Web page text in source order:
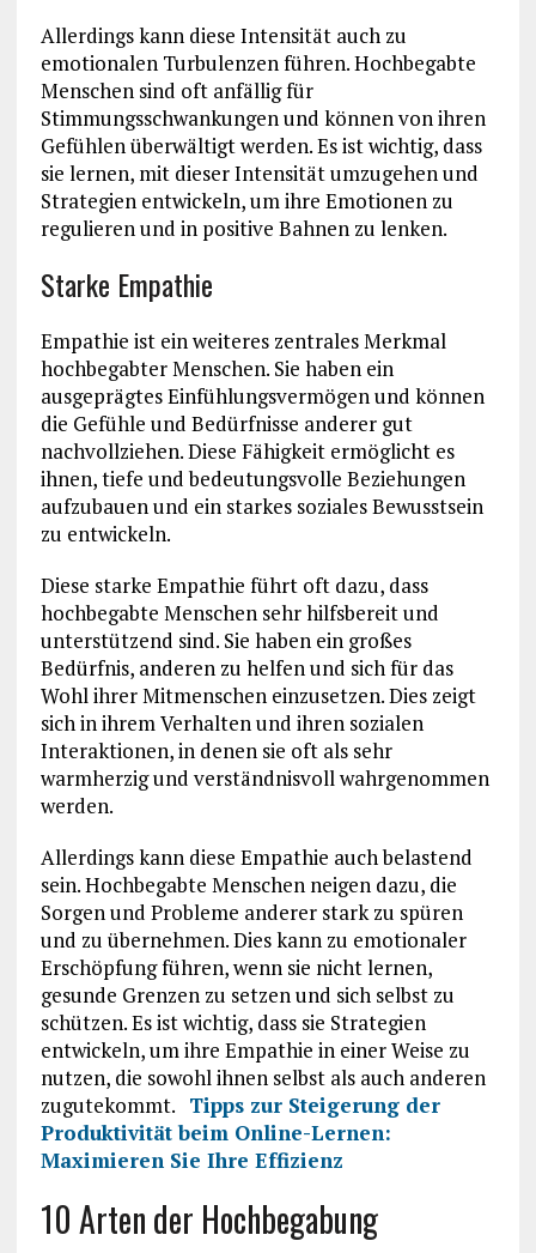
Allerdings kann diese Intensität auch zu
emotionalen Turbulenzen führen. Hochbegabte
Menschen sind oft anfällig für
Stimmungsschwankungen und können von ihren
Gefühlen überwältigt werden. Es ist wichtig, dass
sie lernen, mit dieser Intensität umzugehen und
Strategien entwickeln, um ihre Emotionen zu
regulieren und in positive Bahnen zu lenken.
Starke Empathie
Empathie ist ein weiteres zentrales Merkmal
hochbegabter Menschen. Sie haben ein
ausgeprägtes Einfühlungsvermögen und können
die Gefühle und Bedürfnisse anderer gut
nachvollziehen. Diese Fähigkeit ermöglicht es
ihnen, tiefe und bedeutungsvolle Beziehungen
aufzubauen und ein starkes soziales Bewusstsein
zu entwickeln.
Diese starke Empathie führt oft dazu, dass
hochbegabte Menschen sehr hilfsbereit und
unterstützend sind. Sie haben ein großes
Bedürfnis, anderen zu helfen und sich für das
Wohl ihrer Mitmenschen einzusetzen. Dies zeigt
sich in ihrem Verhalten und ihren sozialen
Interaktionen, in denen sie oft als sehr
warmherzig und verständnisvoll wahrgenommen
werden.
Allerdings kann diese Empathie auch belastend
sein. Hochbegabte Menschen neigen dazu, die
Sorgen und Probleme anderer stark zu spüren
und zu übernehmen. Dies kann zu emotionaler
Erschöpfung führen, wenn sie nicht lernen,
gesunde Grenzen zu setzen und sich selbst zu
schützen. Es ist wichtig, dass sie Strategien
entwickeln, um ihre Empathie in einer Weise zu
nutzen, die sowohl ihnen selbst als auch anderen
zugutekommt. Tipps zur Steigerung der
Produktivität beim Online-Lernen:
Maximieren Sie Ihre Effizienz
10 Arten der Hochbegabung